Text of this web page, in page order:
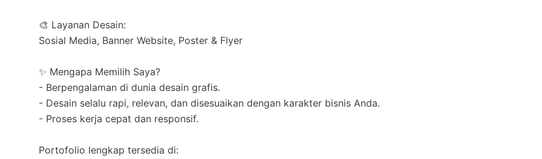
🎨 Layanan Desain:
Sosial Media, Banner Website, Poster & Flyer
✨ Mengapa Memilih Saya?
- Berpengalaman di dunia desain grafis.
- Desain selalu rapi, relevan, dan disesuaikan dengan karakter bisnis Anda.
- Proses kerja cepat dan responsif.
Portofolio lengkap tersedia di: